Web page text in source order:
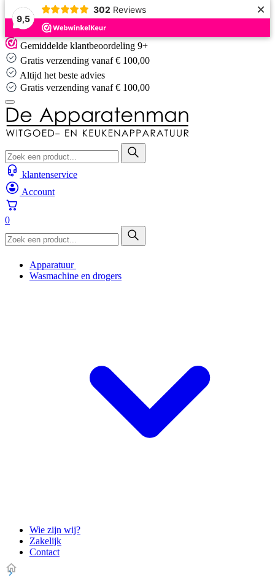
9,5
302 Reviews ×
Skip
to
content
Gemiddelde klantbeoordeling 9+
Gratis verzending vanaf € 100,00
Altijd het beste advies
Altijd het beste advies
klantenservice
Account
0
Apparatuur
Wasmachine en drogers
Wie zijn wij?
Zakelijk
Contact